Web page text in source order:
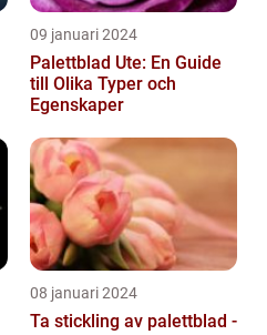
09 januari 2024
Palettblad Ute: En Guide
till Olika Typer och
Egenskaper
08 januari 2024
Ta stickling av palettblad -